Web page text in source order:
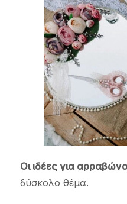
Οι ιδέες για
δύσκολο θέμα.